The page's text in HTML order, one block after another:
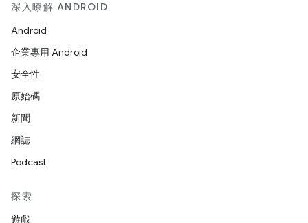
深入瞭解 ANDROID
Android
企業專用 Android
安全性
原始碼
新聞
網誌
Podcast
探索
遊戲